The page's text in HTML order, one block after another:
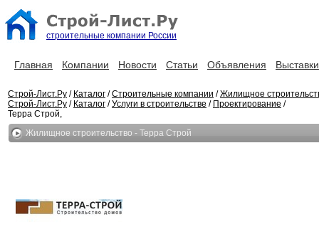
строительные компании России
Главная Компании Новости Статьи Объявления Выставки
Строй-Лист.Ру / Каталог /Строительные компании /Жилищное
Строй-Лист.Ру / Каталог /Услуги в строительстве / Проектирование /
Терра Строй,
Жилищное строительство - Терра Строй